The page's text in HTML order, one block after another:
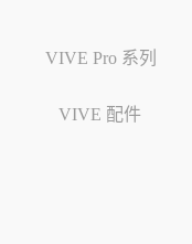
VIVE Pro 系列
VIVE 配件